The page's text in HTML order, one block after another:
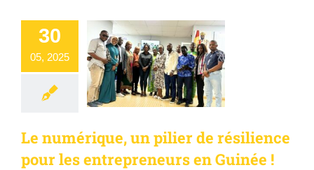
30
05, 2025
Le numérique, un pilier de résilience
pour les entrepreneurs en Guinée !